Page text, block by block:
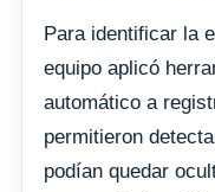
Para identificar la
equipo aplicó
automático a
permitieron
podían quedar